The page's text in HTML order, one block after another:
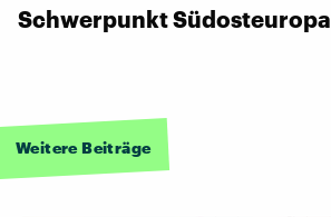
Schwerpunkt Südosteuropa
Weitere Beiträge